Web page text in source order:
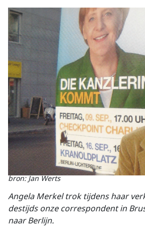
bron: Jan Werts
Angela Merkel trok tijdens haar
destijds onze correspondent in
naar Berlijn.